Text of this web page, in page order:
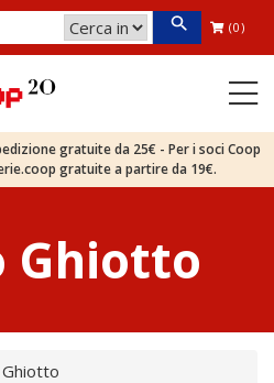
(0)
gratuite da 25€ - Per i soci Coop
gratuite a partire da 19€.
Ghiotto